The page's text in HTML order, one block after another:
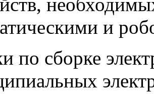
и
по сборке